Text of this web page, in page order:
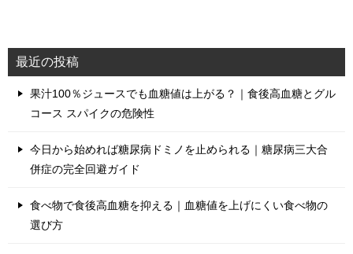
最近の投稿
果汁100％ジュースでも血糖値は上がる？｜食後高血糖とグル
コース スパイクの危険性
今日から始めれば糖尿病ドミノを止められる｜糖尿病三大合
併症の完全回避ガイド
食べ物で食後高血糖を抑える｜血糖値を上げにくい食べ物の
選び方